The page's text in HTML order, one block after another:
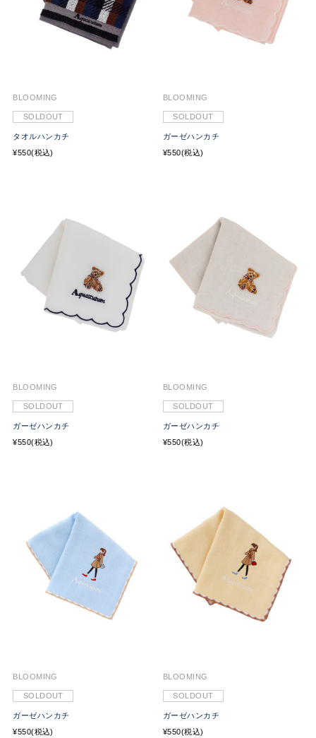
BLOOMING
SOLDOUT
タオルハンカチ
¥550(税込)
BLOOMING
SOLDOUT
ガーゼハンカチ
¥550(税込)
BLOOMING
SOLDOUT
ガーゼハンカチ
¥550(税込)
BLOOMING
SOLDOUT
ガーゼハンカチ
¥550(税込)
BLOOMING
SOLDOUT
ガーゼハンカチ
¥550(税込)
BLOOMING
SOLDOUT
ガーゼハンカチ
¥550(税込)